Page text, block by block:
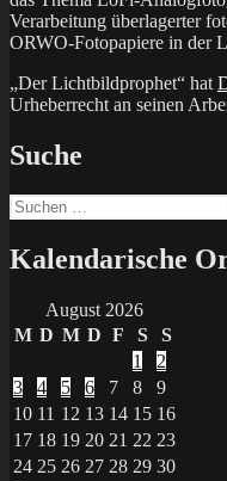
Verarbeitung überlagerter
ORWO-Fotopapiere in der
„Der Lichtbildprophet“ hat
Urheberrecht an seinen
Suche
Suchen
nach:
Kalendarische
August 2026
M D M D F S
S
1
2
3
4 5 6 7 8
9
10 11 12 13 14 15 16
17 18 19 20 21 22 23
24 25 26 27 28 29 30